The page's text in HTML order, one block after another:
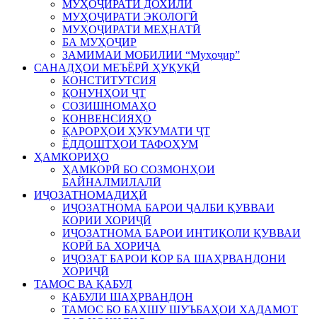
МУҲОҶИРАТИ ДОХИЛӢ
МУҲОҶИРАТИ ЭКОЛОГӢ
МУҲОҶИРАТИ МЕҲНАТӢ
БА МУҲОҶИР
ЗАМИМАИ МОБИЛИИ “Муҳоҷир”
САНАДҲОИ МЕЪЁРӢ ҲУҚУҚӢ
КОНСТИТУТСИЯ
ҚОНУНҲОИ ҶТ
СОЗИШНОМАҲО
КОНВЕНСИЯҲО
ҚАРОРҲОИ ҲУКУМАТИ ҶТ
ЁДДОШТҲОИ ТАФОҲУМ
ҲАМКОРИҲО
ҲАМКОРӢ БО СОЗМОНҲОИ
БАЙНАЛМИЛАЛӢ
ИҶОЗАТНОМАДИҲӢ
ИҶОЗАТНОМА БАРОИ ҶАЛБИ ҚУВВАИ
КОРИИ ХОРИҶӢ
ИҶОЗАТНОМА БАРОИ ИНТИҚОЛИ ҚУВВАИ
КОРӢ БА ХОРИҶА
ИҶОЗАТ БАРОИ КОР БА ШАҲРВАНДОНИ
ХОРИҶӢ
ТАМОС ВА ҚАБУЛ
ҚАБУЛИ ШАҲРВАНДОН
ТАМОС БО БАХШУ ШУЪБАҲОИ ХАДАМОТ